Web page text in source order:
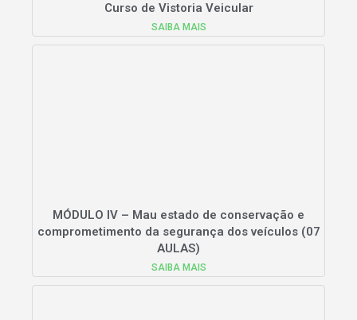
Curso de Vistoria Veicular
SAIBA MAIS
MÓDULO IV – Mau estado de conservação e
comprometimento da segurança dos veículos (07
AULAS)
SAIBA MAIS